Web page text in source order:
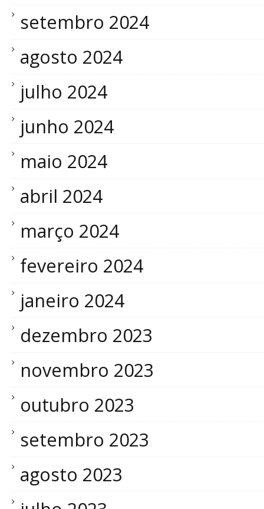
setembro 2024
agosto 2024
julho 2024
junho 2024
maio 2024
abril 2024
março 2024
fevereiro 2024
janeiro 2024
dezembro 2023
novembro 2023
outubro 2023
setembro 2023
agosto 2023